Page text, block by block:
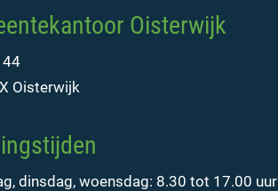
Oisterwijk
44
Oisterwijk
dinsdag, woensdag: 8.30 tot 17.00 uur